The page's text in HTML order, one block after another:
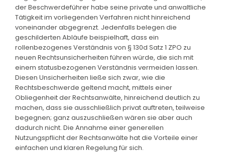
der Beschwerdeführer habe seine private und anwaltliche
Tätigkeit im vorliegenden Verfahren nicht hinreichend
voneinander abgegrenzt. Jedenfalls belegen die
geschilderten Abläufe beispielhaft, dass ein
rollenbezogenes Verständnis von § 130d Satz 1 ZPO zu
neuen Rechtsunsicherheiten führen würde, die sich mit
einem statusbezogenen Verständnis vermeiden lassen.
Diesen Unsicherheiten ließe sich zwar, wie die
Rechtsbeschwerde geltend macht, mittels einer
Obliegenheit der Rechtsanwälte, hinreichend deutlich zu
machen, dass sie ausschließlich privat auftreten, teilweise
begegnen; ganz auszuschließen wären sie aber auch
dadurch nicht. Die Annahme einer generellen
Nutzungspflicht der Rechtsanwälte hat die Vorteile einer
einfachen und klaren Regelung für sich.